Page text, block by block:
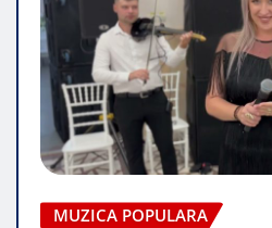
MUZICA POPULARA